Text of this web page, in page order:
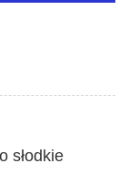
słodkie